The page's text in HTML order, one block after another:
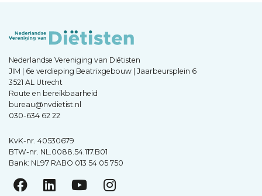
Nederlandse Vereniging van Diëtisten
JIM | 6e verdieping Beatrixgebouw | Jaarbeursplein 6
3521 AL Utrecht
Route en bereikbaarheid
bureau@nvdietist.nl
030-634 62 22
KvK-nr. 40530679
BTW-nr. NL.0088.54.117.B01
Bank: NL97 RABO 013 54 05 750